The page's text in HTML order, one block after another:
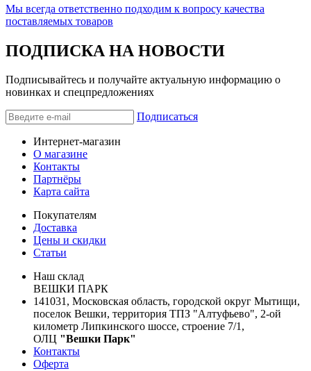
Мы всегда ответственно подходим к вопросу качества
поставляемых товаров
ПОДПИСКА НА НОВОСТИ
Подписывайтесь и получайте актуальную информацию о
новинках и спецпредложениях
Подписаться
Интернет-магазин
О магазине
Контакты
Партнёры
Карта сайта
Покупателям
Доставка
Цены и скидки
Статьи
Наш склад
ВЕШКИ ПАРК
141031, Московская область, городской округ Мытищи,
поселок Вешки, территория ТПЗ "Алтуфьево", 2-ой
километр Липкинского шоссе, строение 7/1,
ОЛЦ "Вешки Парк"
Контакты
Оферта